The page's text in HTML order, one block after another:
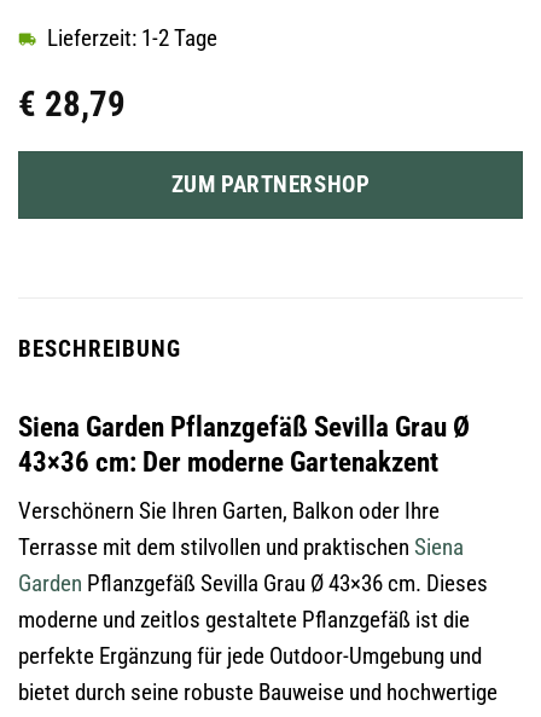
€ 28,79
Lieferzeit: 1-2 Tage
ZUM PARTNERSHOP
BESCHREIBUNG
Siena Garden Pflanzgefäß Sevilla Grau Ø
43×36 cm: Der moderne Gartenakzent
Verschönern Sie Ihren Garten, Balkon oder Ihre
Terrasse mit dem stilvollen und praktischen Siena
Garden Pflanzgefäß Sevilla Grau Ø 43×36 cm. Dieses
moderne und zeitlos gestaltete Pflanzgefäß ist die
perfekte Ergänzung für jede Outdoor-Umgebung und
bietet durch seine robuste Bauweise und hochwertige